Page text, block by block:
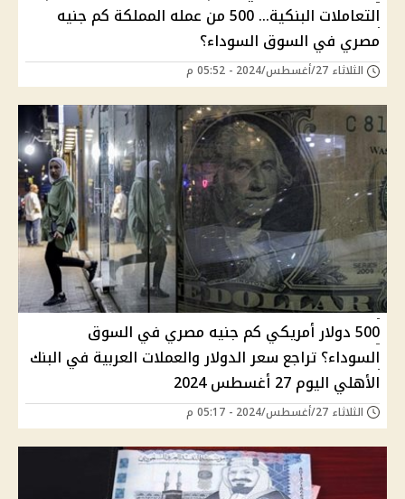
التعاملات البنكية… 500 من عمله المملكة كم جنيه
مصري في السوق السوداء؟
الثلاثاء 27/أغسطس/2024 - 05:52 م
500 دولار أمريكي كم جنيه مصري في السوق
السوداء؟ تراجع سعر الدولار والعملات العربية في البنك
الأهلي اليوم 27 أغسطس 2024
الثلاثاء 27/أغسطس/2024 - 05:17 م